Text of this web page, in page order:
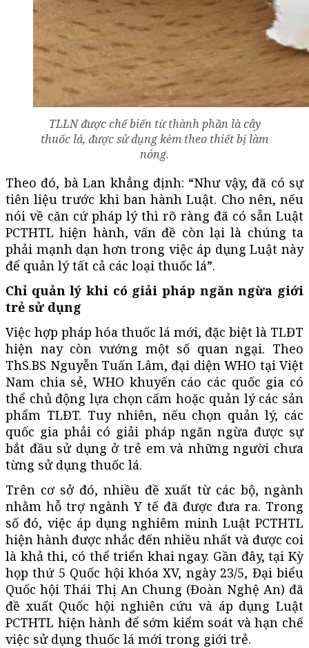
TLLN được chế biến từ thành phần là cây
thuốc lá, được sử dụng kèm theo thiết bị làm
nóng.
Theo đó, bà Lan khẳng định: “Như vậy, đã có sự
tiên liệu trước khi ban hành Luật. Cho nên, nếu
nói về căn cứ pháp lý thì rõ ràng đã có sẵn Luật
PCTHTL hiện hành, vấn đề còn lại là chúng ta
phải mạnh dạn hơn trong việc áp dụng Luật này
để quản lý tất cả các loại thuốc lá”.
Chỉ quản lý khi có giải pháp ngăn ngừa giới
trẻ sử dụng
Việc hợp pháp hóa thuốc lá mới, đặc biệt là TLĐT
hiện nay còn vướng một số quan ngại. Theo
ThS.BS Nguyễn Tuấn Lâm, đại diện WHO tại Việt
Nam chia sẻ, WHO khuyến cáo các quốc gia có
thể chủ động lựa chọn cấm hoặc quản lý các sản
phẩm TLĐT. Tuy nhiên, nếu chọn quản lý, các
quốc gia phải có giải pháp ngăn ngừa được sự
bắt đầu sử dụng ở trẻ em và những người chưa
từng sử dụng thuốc lá.
Trên cơ sở đó, nhiều đề xuất từ các bộ, ngành
nhằm hỗ trợ ngành Y tế đã được đưa ra. Trong
số đó, việc áp dụng nghiêm minh Luật PCTHTL
hiện hành được nhắc đến nhiều nhất và được coi
là khả thi, có thể triển khai ngay. Gần đây, tại Kỳ
họp thứ 5 Quốc hội khóa XV, ngày 23/5, Đại biểu
Quốc hội Thái Thị An Chung (Đoàn Nghệ An) đã
đề xuất Quốc hội nghiên cứu và áp dụng Luật
PCTHTL hiện hành để sớm kiểm soát và hạn chế
việc sử dụng thuốc lá mới trong giới trẻ.